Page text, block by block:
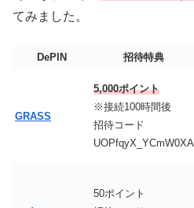
てみました。
DePIN 招待特典
GRASS
5,000ポイント
※接続100時間後
招待コード
UOPfqyX_YCmW0XA
50ポイント